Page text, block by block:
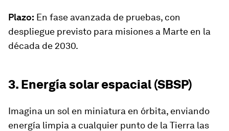
Plazo: En fase avanzada de pruebas, con
despliegue previsto para misiones a Marte en la
década de 2030.
3. Energía solar espacial (SBSP)
Imagina un sol en miniatura en órbita, enviando
energía limpia a cualquier punto de la Tierra las